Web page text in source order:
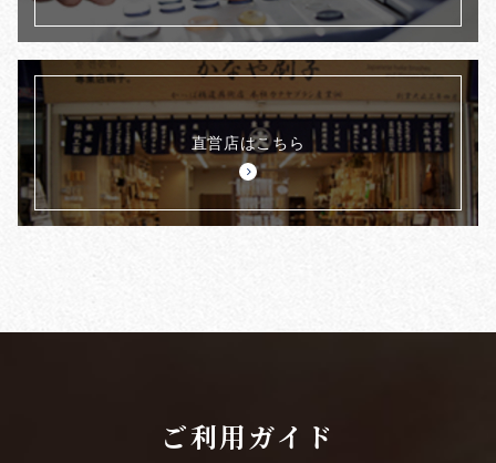
直営店はこちら
ご利用ガイド